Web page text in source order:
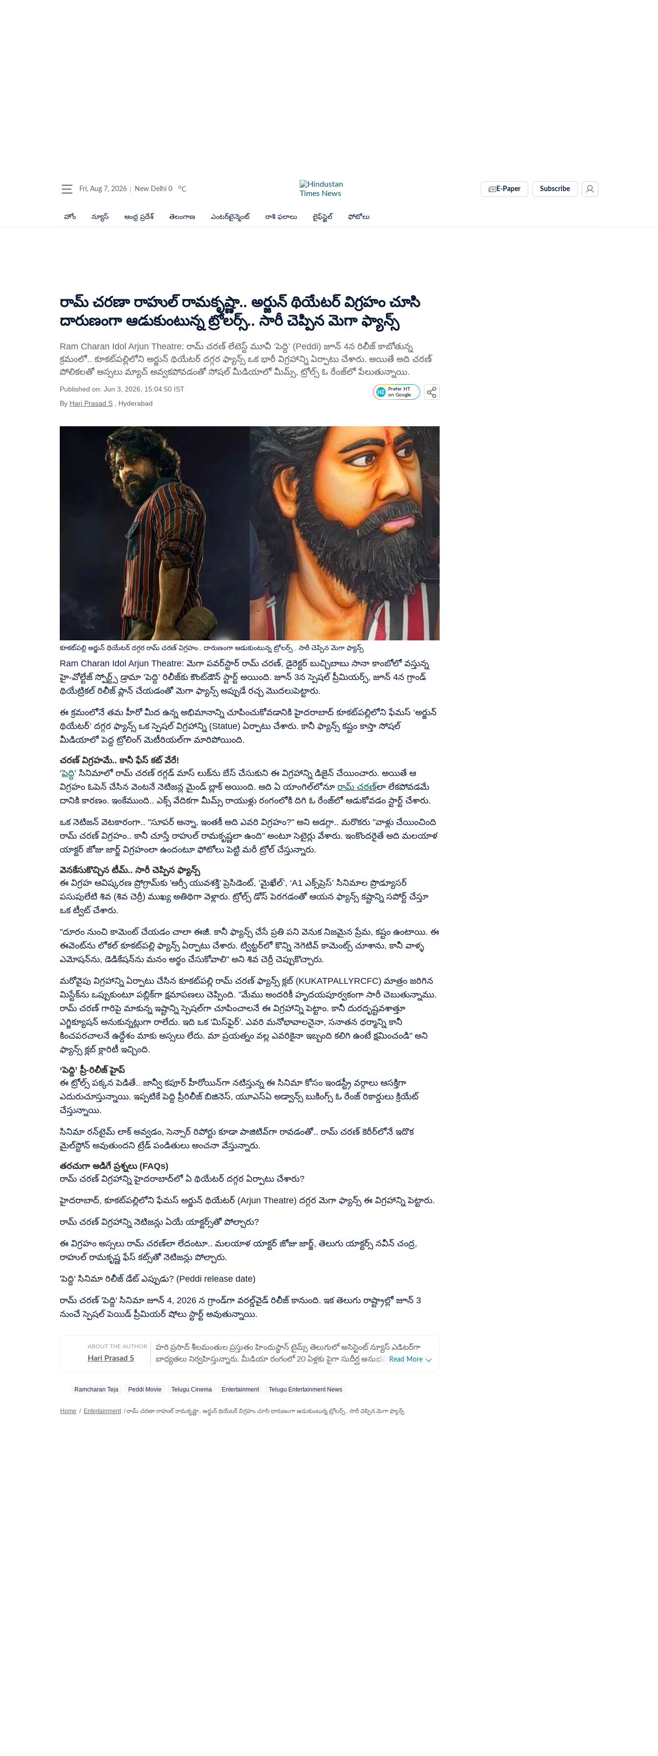
Fri, Aug 7, 2026 New Delhi 0 oC E-Paper Subscribe
హోం న్యూస్ ఆంధ్ర ప్రదేశ్ తెలంగాణ ఎంటర్‌టైన్మెంట్ రాశి ఫలాలు లైఫ్‌స్టైల్ ఫోటోలు
రామ్ చరణా రాహుల్ రామకృష్ణా.. అర్జున్ థియేటర్ విగ్రహం చూసి
దారుణంగా ఆడుకుంటున్న ట్రోలర్స్.. సారీ చెప్పిన మెగా ఫ్యాన్స్
Ram Charan Idol Arjun Theatre: రామ్ చరణ్ లేటెస్ట్ మూవీ ‘పెద్ది’ (Peddi) జూన్ 4న రిలీజ్ కాబోతున్న
క్రమంలో.. కూకట్‌పల్లిలోని అర్జున్ థియేటర్ దగ్గర ఫ్యాన్స్ ఒక భారీ విగ్రహాన్ని ఏర్పాటు చేశారు. అయితే అది చరణ్
పోలికలతో అస్సలు మ్యాచ్ అవ్వకపోవడంతో సోషల్ మీడియాలో మీమ్స్, ట్రోల్స్ ఓ రేంజ్‌లో పేలుతున్నాయి.
Published on: Jun 3, 2026, 15:04:50 IST
By Hari Prasad S , Hyderabad
Prefer HT
on Google
Ram Charan Idol Arjun Theatre: మెగా పవర్‌స్టార్ రామ్ చరణ్, డైరెక్టర్ బుచ్చిబాబు సానా కాంబోలో వస్తున్న
హై-వోల్టేజ్ స్పోర్ట్స్ డ్రామా ‘పెద్ది’ రిలీజ్‌కు కౌంట్‌డౌన్ స్టార్ట్ అయింది. జూన్ 3న స్పెషల్ ప్రీమియర్స్, జూన్ 4న గ్రాండ్
థియేట్రికల్ రిలీజ్ ప్లాన్ చేయడంతో మెగా ఫ్యాన్స్ అప్పుడే రచ్చ మొదలుపెట్టారు.
కూకట్‌పల్లి అర్జున్ థియేటర్ దగ్గర రామ్ చరణ్ విగ్రహం.. దారుణంగా ఆడుకుంటున్న ట్రోలర్స్.. సారీ చెప్పిన మెగా ఫ్యాన్స్
ఈ క్రమంలోనే తమ హీరో మీద ఉన్న అభిమానాన్ని చూపించుకోవడానికి హైదరాబాద్ కూకట్‌పల్లిలోని ఫేమస్ ‘అర్జున్
థియేటర్’ దగ్గర ఫ్యాన్స్ ఒక స్పెషల్ విగ్రహాన్ని (Statue) ఏర్పాటు చేశారు. కానీ ఫ్యాన్స్ కష్టం కాస్తా సోషల్
మీడియాలో పెద్ద ట్రోలింగ్ మెటీరియల్‌గా మారిపోయింది.
చరణ్ విగ్రహమే.. కానీ ఫేస్ కట్ వేరే!
‘పెద్ది’ సినిమాలో రామ్ చరణ్ రగ్గడ్ మాస్ లుక్‌ను బేస్ చేసుకుని ఈ విగ్రహాన్ని డిజైన్ చేయించారు. అయితే ఆ
విగ్రహం ఓపెన్ చేసిన వెంటనే నెటిజన్ల మైండ్ బ్లాక్ అయింది. అది ఏ యాంగిల్‌లోనూ రామ్ చరణ్‌లా లేకపోవడమే
దానికి కారణం. ఇంకేముంది.. ఎక్స్ వేదికగా మీమ్స్ రాయుళ్లు రంగంలోకి దిగి ఓ రేంజ్‌లో ఆడుకోవడం స్టార్ట్ చేశారు.
ఒక నెటిజన్ వెటకారంగా.. "సూపర్ అన్నా, ఇంతకీ అది ఎవరి విగ్రహం?" అని అడగ్గా.. మరొకరు "వాళ్లు చేయించింది
రామ్ చరణ్ విగ్రహం.. కానీ చూస్తే రాహుల్ రామకృష్ణలా ఉంది" అంటూ సెటైర్లు వేశారు. ఇంకొందరైతే అది మలయాళ
యాక్టర్ జోజు జార్జ్ విగ్రహంలా ఉందంటూ ఫోటోలు పెట్టి మరీ ట్రోల్ చేస్తున్నారు.
వెనకేసుకొచ్చిన టీమ్.. సారీ చెప్పిన ఫ్యాన్స్
ఈ విగ్రహ ఆవిష్కరణ ప్రోగ్రామ్‌కు 'ఆర్సీ యువశక్తి' ప్రెసిడెంట్, ‘మైఖేల్’, ‘A1 ఎక్స్‌ప్రెస్’ సినిమాల ప్రొడ్యూసర్
పసుపులేటి శివ (శివ చెర్రీ) ముఖ్య అతిథిగా వెళ్లారు. ట్రోల్స్ డోస్ పెరగడంతో ఆయన ఫ్యాన్స్ కష్టాన్ని సపోర్ట్ చేస్తూ
ఒక ట్వీట్ చేశారు.
"దూరం నుంచి కామెంట్ చేయడం చాలా ఈజీ. కానీ ఫ్యాన్స్ చేసే ప్రతి పని వెనుక నిజమైన ప్రేమ, కష్టం ఉంటాయి. ఈ
ఈవెంట్‌ను లోకల్ కూకట్‌పల్లి ఫ్యాన్స్ ఏర్పాటు చేశారు. ట్విట్టర్‌లో కొన్ని నెగెటివ్ కామెంట్స్ చూశాను, కానీ వాళ్ళ
ఎమోషన్‌ను, డెడికేషన్‌ను మనం అర్థం చేసుకోవాలి" అని శివ చెర్రీ చెప్పుకొచ్చారు.
మరోవైపు విగ్రహాన్ని ఏర్పాటు చేసిన కూకట్‌పల్లి రామ్ చరణ్ ఫ్యాన్స్ క్లబ్ (KUKATPALLYRCFC) మాత్రం జరిగిన
మిస్టేక్‌ను ఒప్పుకుంటూ పబ్లిక్‌గా క్షమాపణలు చెప్పింది. "మేము అందరికీ హృదయపూర్వకంగా సారీ చెబుతున్నాము.
రామ్ చరణ్ గారిపై మాకున్న ఇష్టాన్ని స్పెషల్‌గా చూపించాలనే ఈ విగ్రహాన్ని పెట్టాం. కానీ దురదృష్టవశాత్తూ
ఎగ్జిక్యూషన్ అనుకున్నట్లుగా రాలేదు. ఇది ఒక 'మిస్‌ఫైర్'. ఎవరి మనోభావాలనైనా, సనాతన ధర్మాన్ని కానీ
కించపరచాలనే ఉద్దేశం మాకు అస్సలు లేదు. మా ప్రయత్నం వల్ల ఎవరికైనా ఇబ్బంది కలిగి ఉంటే క్షమించండి" అని
ఫ్యాన్స్ క్లబ్ క్లారిటీ ఇచ్చింది.
‘పెద్ది’ ప్రీ-రిలీజ్ హైప్
ఈ ట్రోల్స్ పక్కన పెడితే.. జాన్వీ కపూర్ హీరోయిన్‌గా నటిస్తున్న ఈ సినిమా కోసం ఇండస్ట్రీ వర్గాలు ఆసక్తిగా
ఎదురుచూస్తున్నాయి. ఇప్పటికే పెద్ది ప్రీరిలీజ్ బిజినెస్, యూఎస్ఏ అడ్వాన్స్ బుకింగ్స్ ఓ రేంజ్ రికార్డులు క్రియేట్
చేస్తున్నాయి.
సినిమా రన్‌టైమ్ లాక్ అవ్వడం, సెన్సార్ రిపోర్టు కూడా పాజిటివ్‌గా రావడంతో.. రామ్ చరణ్ కెరీర్‌లోనే ఇదొక
మైల్‌స్టోన్ అవుతుందని ట్రేడ్ పండితులు అంచనా వేస్తున్నారు.
తరచుగా అడిగే ప్రశ్నలు (FAQs)
రామ్ చరణ్ విగ్రహాన్ని హైదరాబాద్‌లో ఏ థియేటర్ దగ్గర ఏర్పాటు చేశారు?
హైదరాబాద్, కూకట్‌పల్లిలోని ఫేమస్ అర్జున్ థియేటర్ (Arjun Theatre) దగ్గర మెగా ఫ్యాన్స్ ఈ విగ్రహాన్ని పెట్టారు.
రామ్ చరణ్ విగ్రహాన్ని నెటిజన్లు ఏయే యాక్టర్స్‌తో పోల్చారు?
ఈ విగ్రహం అస్సలు రామ్ చరణ్‌లా లేదంటూ.. మలయాళ యాక్టర్ జోజు జార్జ్, తెలుగు యాక్టర్స్ నవీన్ చంద్ర,
రాహుల్ రామకృష్ణ ఫేస్ కట్స్‌తో నెటిజన్లు పోల్చారు.
'పెద్ది' సినిమా రిలీజ్ డేట్ ఎప్పుడు? (Peddi release date)
రామ్ చరణ్ 'పెద్ది' సినిమా జూన్ 4, 2026 న గ్రాండ్‌గా వరల్డ్‌వైడ్ రిలీజ్ కానుంది. ఇక తెలుగు రాష్ట్రాల్లో జూన్ 3
నుంచే స్పెషల్ పెయిడ్ ప్రీమియర్ షోలు స్టార్ట్ అవుతున్నాయి.
ABOUT THE AUTHOR
Hari Prasad S
హరి ప్రసాద్ శీలమంతుల ప్రస్తుతం హిందుస్థాన్ టైమ్స్ తెలుగులో అసిస్టెంట్ న్యూస్ ఎడిటర్‌గా
బాధ్యతలు నిర్వహిస్తున్నారు. మీడియా రంగంలో 20 ఏళ్లకు పైగా సుదీర్ఘ అనుభవం కలిగిన
అద్భుతమైన పనితీరుకు గాను ప్రస్తుత సంస్థలో ప్రతిష్టాత్మకమైన 'డిజీ జర్నో ఆఫ్ ది క్వార్టర్' (Digi
చూపిస్తున్న నిబద్ధతకు, వార్తా సేకరణలో ఆయన పాటించే ఖచ్చితత్వానికి నిదర్శనం. హరి ప్రసాద్
Read More
Ramcharan Teja Peddi Movie Telugu Cinema Entertainment Telugu Entertainment News
Home / Entertainment / రామ్ చరణా రాహుల్ రామకృష్ణా.. అర్జున్ థియేటర్ విగ్రహం చూసి దారుణంగా ఆడుకుంటున్న ట్రోలర్స్.. సారీ చెప్పిన మెగా ఫ్యాన్స్